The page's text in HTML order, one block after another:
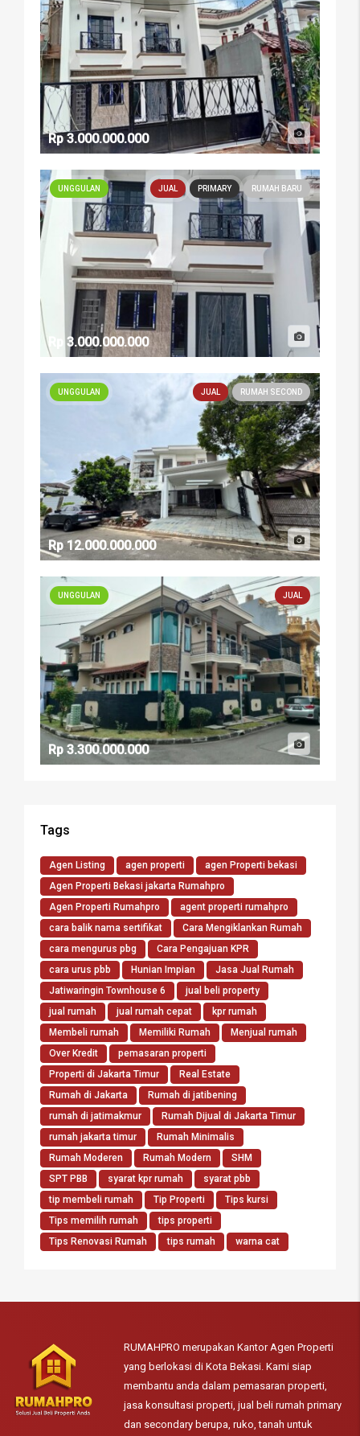
Rp 3.000.000.000
UNGGULAN JUAL PRIMARY RUMAH BARU
Rp 3.000.000.000
UNGGULAN JUAL RUMAH SECOND
Rp 12.000.000.000
UNGGULAN JUAL
Rp 3.300.000.000
Tags
Agen Listing agen properti
agen Properti bekasi
Agen Properti Bekasi jakarta Rumahpro
Agen Properti Rumahpro
agent properti rumahpro
cara balik nama sertifikat
Cara Mengiklankan Rumah
cara mengurus pbg
Cara Pengajuan KPR
cara urus pbb
Hunian Impian
Jasa Jual Rumah
Jatiwaringin Townhouse 6
jual beli property
jual rumah
jual rumah cepat
kpr rumah
Membeli rumah
Memiliki Rumah
Menjual rumah
Over Kredit
pemasaran properti
Properti di Jakarta Timur
Real Estate
Rumah di Jakarta
Rumah di jatibening
rumah di jatimakmur
Rumah Dijual di Jakarta Timur
rumah jakarta timur
Rumah Minimalis
Rumah Moderen
Rumah Modern
SHM
SPT PBB
syarat kpr rumah
syarat pbb
tip membeli rumah
Tip Properti
Tips kursi
Tips memilih rumah
tips properti
Tips Renovasi Rumah
tips rumah warna cat
RUMAHPRO merupakan Kantor Agen Properti
yang berlokasi di Kota Bekasi. Kami siap
membantu anda dalam pemasaran properti,
jasa konsultasi properti, jual beli rumah primary
dan secondary berupa, ruko, tanah untuk